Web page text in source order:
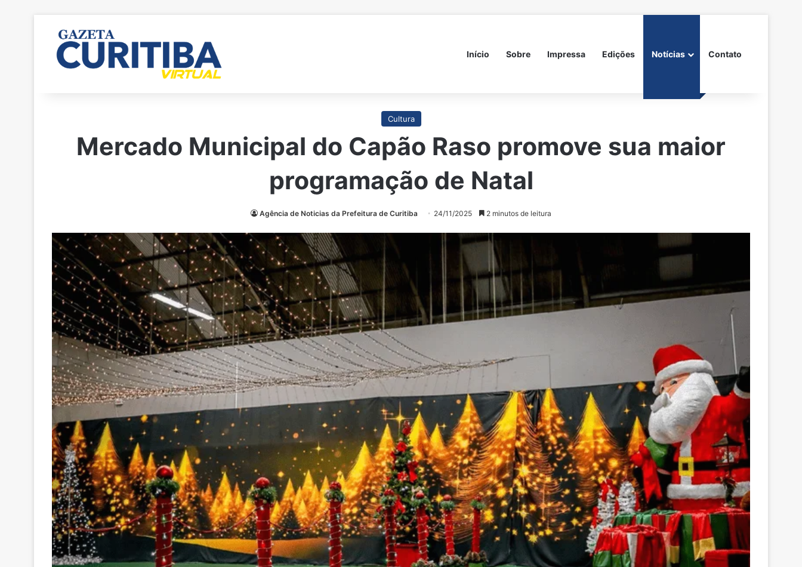
Início Sobre Impressa Edições Notícias Contato
Cultura
Mercado Municipal do Capão Raso promove sua maior
programação de Natal
Agência de Noticias da Prefeitura de Curitiba 24/11/2025 2 minutos de leitura